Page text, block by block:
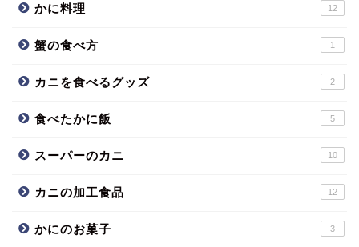
かに料理 12
蟹の食べ方 1
カニを食べるグッズ 2
食べたかに飯 5
スーパーのカニ 10
カニの加工食品 12
かにのお菓子 3